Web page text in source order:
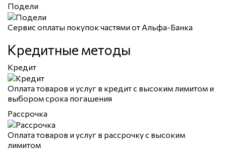
Подели
Сервис оплаты покупок частями от Альфа-Банка
Кредитные методы
Кредит
Оплата товаров и услуг в кредит с высоким лимитом и
выбором срока погашения
Рассрочка
Оплата товаров и услуг в рассрочку с высоким
лимитом